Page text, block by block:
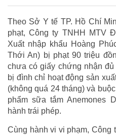
Theo Sở Y tế TP. Hồ Chí
phạt, Công ty TNHH MTV
Xuất nhập khẩu Hoàng
Thới An) bị phạt 90 triệu
chưa có giấy chứng nhận
bị đình chỉ hoạt động sản
(không quá 24 tháng) và
phẩm sữa tắm Anemones
hành trái phép.
Cùng hành vi vi phạm,